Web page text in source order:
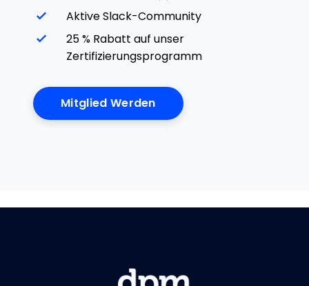
Aktive Slack-Community
25 % Rabatt auf unser
Zertifizierungsprogramm
Mitglied Werden